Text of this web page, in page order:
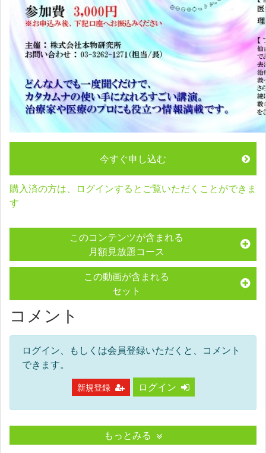
今すぐ申し込む
購入済の方は、ログインするとご覧いただくことができま
す
このコンテンツが含まれる
月額見放題コース
この動画が含まれる
セット
コメント
ログイン、もしくは会員登録いただくと、コメント
できます。
新規登録 ログイン
もっとみる